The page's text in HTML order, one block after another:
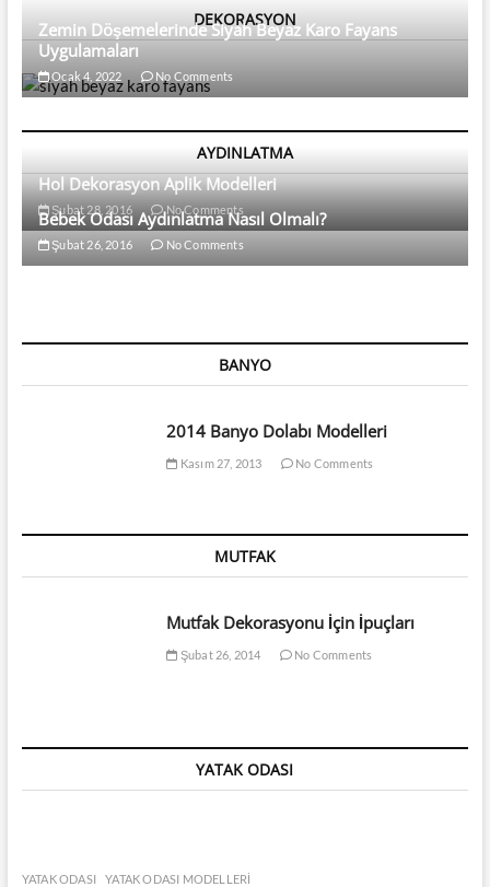
DEKORASYON
Zemin Döşemelerinde Siyah Beyaz Karo Fayans
Uygulamaları
Ocak 4, 2022 No Comments
AYDINLATMA
Hol Dekorasyon Aplik Modelleri
Şubat 28, 2016 No Comments
Bebek Odası Aydınlatma Nasıl Olmalı?
Şubat 26, 2016 No Comments
BANYO
2014 Banyo Dolabı Modelleri
Kasım 27, 2013 No Comments
MUTFAK
Mutfak Dekorasyonu İçin İpuçları
Şubat 26, 2014 No Comments
YATAK ODASI
YATAK ODASI YATAK ODASI MODELLERI